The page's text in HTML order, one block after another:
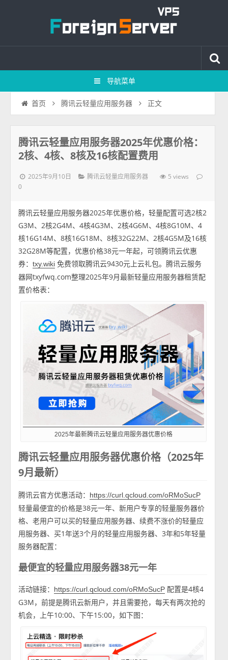
导航菜单
首页 腾讯云轻量应用服务器 正文
腾讯云轻量应用服务器2025年优惠价格：
2核、4核、8核及16核配置费用
2025年9月10日 腾讯云轻量应用服务器 5 views
0
腾讯云轻量应用服务器2025年优惠价格，轻量配置可选2核2
G3M、2核2G4M、4核4G3M、2核4G6M、4核8G10M、4
核16G14M、8核16G18M、8核32G22M、2核4G5M及16核
32G28M等配置，优惠价格38元一年起，可领腾讯云优惠
券：txy.wiki 免费领取腾讯云9430元上云礼包。腾讯云服务
器网txyfwq.com整理2025年9月最新轻量应用服务器租赁配
置价格表：
2025年最新腾讯云轻量应用服务器优惠价格
腾讯云轻量应用服务器优惠价格（2025年
9月最新）
腾讯云官方优惠活动： https://curl.qcloud.com/oRMoSucP
轻量最便宜的价格是38元一年、新用户专享的轻量服务器价
格、老用户可以买的轻量应用服务器、续费不涨价的轻量应
用服务器、买1年送3个月的轻量应用服务器、3年和5年轻量
服务器配置：
最便宜的轻量应用服务器38元一年
活动链接： https://curl.qcloud.com/oRMoSucP 配置是4核4
G3M，前提是腾讯云新用户，并且需要抢，每天有两次抢的
机会，上午10:00、下午15:00，如下图：